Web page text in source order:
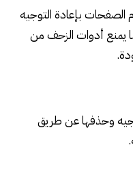
الصفحات بإعادة التوجيه
يمنع أدوات الزحف من
وحذفها عن طريق